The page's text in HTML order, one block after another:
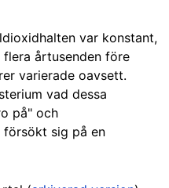
var konstant,
årtusenden före
varierade oavsett.
vad dessa
på" och
sig på en